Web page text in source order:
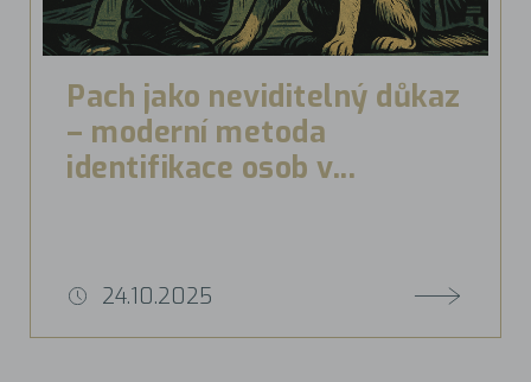
Pach jako neviditelný důkaz
– moderní metoda
identifikace osob v...
24.10.2025